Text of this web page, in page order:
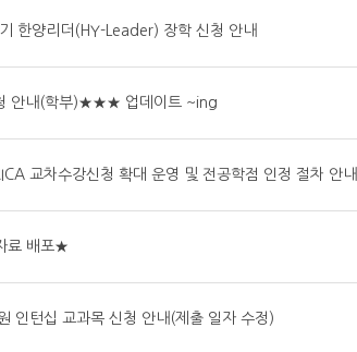
한양리더(HY-Leader) 장학 신청 안내
안내(학부)★★★ 업데이트 ~ing
교차수강신청 확대 운영 및 전공학점 인정 절차 안내
료 배포★
인턴십 교과목 신청 안내(제출 일자 수정)